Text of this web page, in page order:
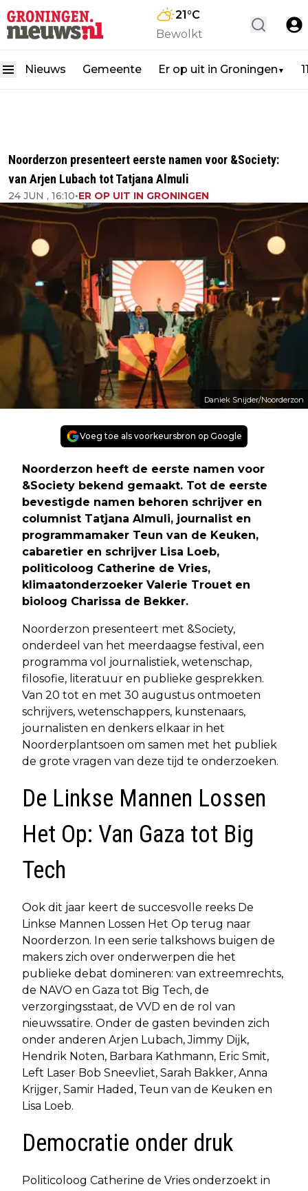
21°C
Bewolkt
Nieuws Gemeente Er op uit in Groningen ▼
Noorderzon presenteert eerste namen voor &Society:
van Arjen Lubach tot Tatjana Almuli
24 JUN , 16:10•ER OP UIT IN GRONINGEN
Daniek Snijder/Noorderzon
Voeg toe als voorkeursbron op Google
Noorderzon heeft de eerste namen voor
&Society bekend gemaakt. Tot de eerste
bevestigde namen behoren schrijver en
columnist Tatjana Almuli, journalist en
programmamaker Teun van de Keuken,
cabaretier en schrijver Lisa Loeb,
politicoloog Catherine de Vries,
klimaatonderzoeker Valerie Trouet en
bioloog Charissa de Bekker.
Noorderzon presenteert met &Society,
onderdeel van het meerdaagse festival, een
programma vol journalistiek, wetenschap,
filosofie, literatuur en publieke gesprekken.
Van 20 tot en met 30 augustus ontmoeten
schrijvers, wetenschappers, kunstenaars,
journalisten en denkers elkaar in het
Noorderplantsoen om samen met het publiek
de grote vragen van deze tijd te onderzoeken.
De Linkse Mannen Lossen
Het Op: Van Gaza tot Big
Tech
Ook dit jaar keert de succesvolle reeks De
Linkse Mannen Lossen Het Op terug naar
Noorderzon. In een serie talkshows buigen de
makers zich over onderwerpen die het
publieke debat domineren: van extreemrechts,
de NAVO en Gaza tot Big Tech, de
verzorgingsstaat, de VVD en de rol van
nieuwssatire. Onder de gasten bevinden zich
onder anderen Arjen Lubach, Jimmy Dijk,
Hendrik Noten, Barbara Kathmann, Eric Smit,
Left Laser Bob Sneevliet, Sarah Bakker, Anna
Krijger, Samir Haded, Teun van de Keuken en
Lisa Loeb.
Democratie onder druk
Politicoloog Catherine de Vries onderzoekt in